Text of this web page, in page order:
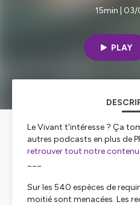
15min |
PLAY
Le Vivant t'intéresse ? Ça
autres podcasts en plus de
retrouver tout notre contenu.
Sur les 540 espèces de
moitié sont menacées. Les